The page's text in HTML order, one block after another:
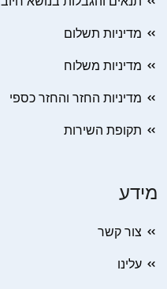
מדיניות תשלום
מדיניות משלוח
מדיניות החזר והחזר כספי
תקופת השירות
מידע
צור קשר
עלינו